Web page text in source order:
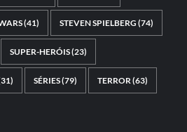
(41) STEVEN SPIELBERG (74)
SUPER-HERÓIS(23)
SÉRIES(79) TERROR(63)